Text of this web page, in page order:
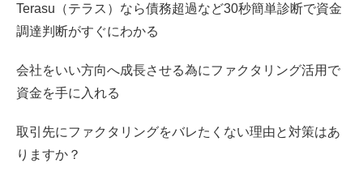
Terasu（テラス）なら債務超過など30秒簡単診断で資金
調達判断がすぐにわかる
会社をいい方向へ成長させる為にファクタリング活用で
資金を手に入れる
取引先にファクタリングをバレたくない理由と対策はあ
りますか？